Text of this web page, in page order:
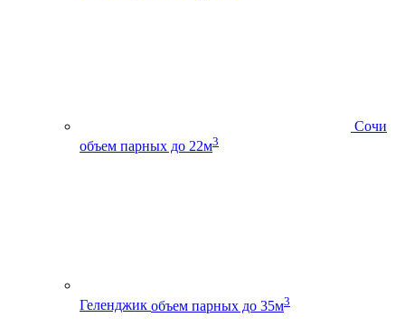
Сочи
объем парных до 22м3
Геленджик объем парных до 35м3